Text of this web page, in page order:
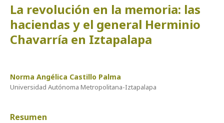
La revolución en la memoria: las
haciendas y el general Herminio
Chavarría en Iztapalapa
Norma Angélica Castillo Palma
Universidad Autónoma Metropolitana-Iztapalapa
Resumen